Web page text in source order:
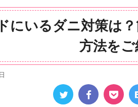
にいるダニ対策は
方法をご